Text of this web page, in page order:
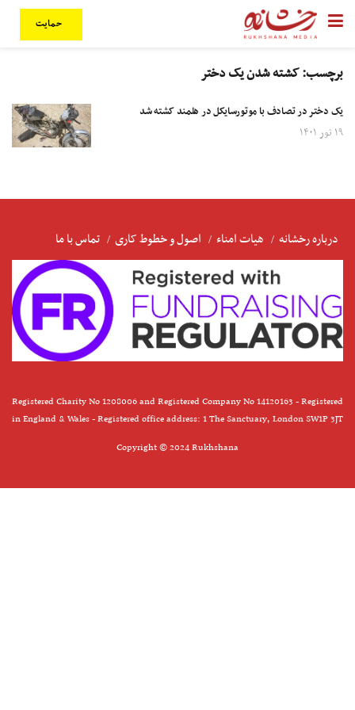
حمایت
برچسب:کشته شدن یک دختر
یک دختر در تصادف با موتورسایکل در هلمند کشته شد
۱۹ ثور ۱۴۰۱
درباره رخشانه هیات امناء اصول و خطوط کاری تماس با ما
Registered Charity No 1208006 and Registered Company No 14120163 - Registered
in England & Wales - Registered office address: 1 The Sanctuary, London SW1P 3JT
Copyright © 2024 Rukhshana